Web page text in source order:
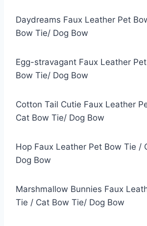
Daydreams Faux Leather Pet
Bow Tie/ Dog Bow
Egg-stravagant Faux Leather
Bow Tie/ Dog Bow
Cotton Tail Cutie Faux Leather
Cat Bow Tie/ Dog Bow
Hop Faux Leather Pet Bow Tie /
Dog Bow
Marshmallow Bunnies Faux
Tie / Cat Bow Tie/ Dog Bow